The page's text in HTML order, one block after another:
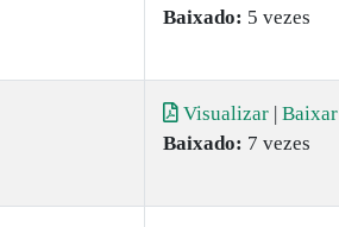
Baixado: 5 vezes
Visualizar | Baixar
Baixado: 7 vezes